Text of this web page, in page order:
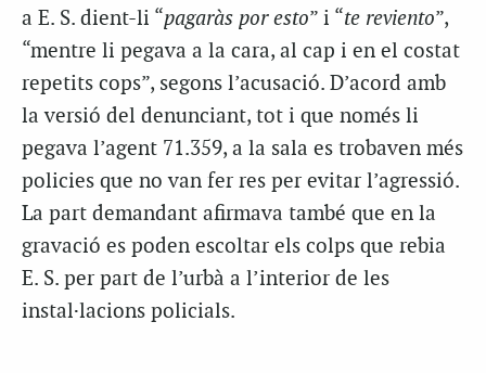
a E. S. dient-li “pagaràs por esto” i “te reviento”,
“mentre li pegava a la cara, al cap i en el costat
repetits cops”, segons l’acusació. D’acord amb
la versió del denunciant, tot i que només li
pegava l’agent 71.359, a la sala es trobaven més
policies que no van fer res per evitar l’agressió.
La part demandant afirmava també que en la
gravació es poden escoltar els colps que rebia
E. S. per part de l’urbà a l’interior de les
instal·lacions policials.